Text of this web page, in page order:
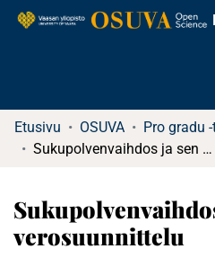
Etusivu OSUVA
Sukupolvenvaihdos ja sen verosuunnittelu
verosuunnittelu